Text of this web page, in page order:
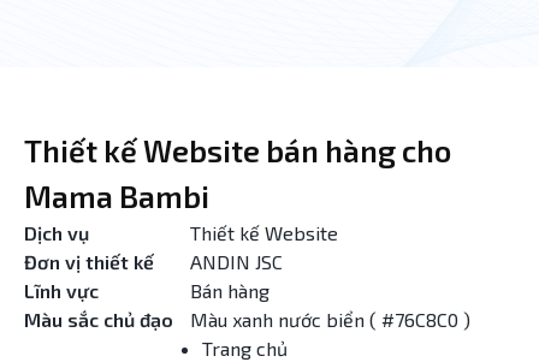
Thiết kế Website bán hàng cho
Mama Bambi
Dịch vụ
Thiết kế Website
Đơn vị thiết kế
ANDIN JSC
Lĩnh vực
Bán hàng
Màu sắc chủ đạo
Màu xanh nước biển ( #76C8C0 )
Trang chủ